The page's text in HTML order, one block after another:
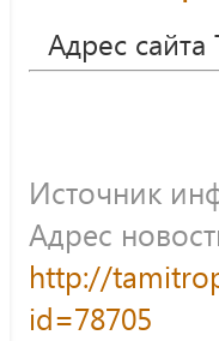
Адрес
Источник
Адрес
http://
id=78705